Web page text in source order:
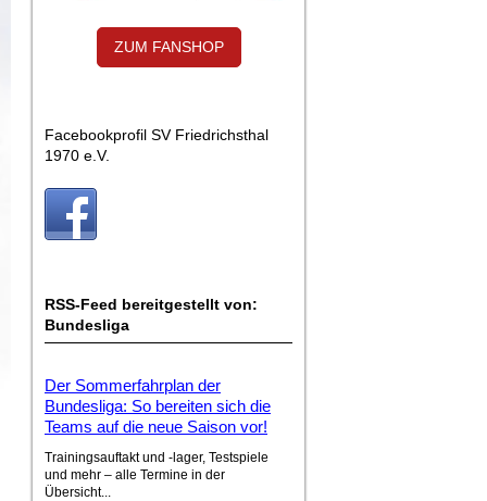
ZUM FANSHOP
Facebookprofil SV Friedrichsthal
1970 e.V.
RSS-Feed bereitgestellt von:
Bundesliga
Der Sommerfahrplan der
Bundesliga: So bereiten sich die
Teams auf die neue Saison vor!
Trainingsauftakt und -lager, Testspiele
und mehr – alle Termine in der
Übersicht...